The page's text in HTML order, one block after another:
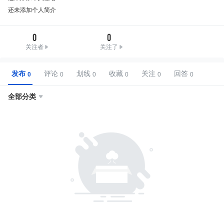
还未添加个人简介
0
关注者
0
关注了
发布 评论 划线 收藏 关注 回答
全部分类 